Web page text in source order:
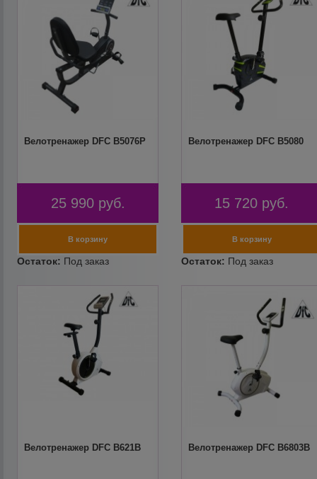
Велотренажер DFC B5076P
25 990 руб.
Велотренажер DFC B5080
15 720 руб.
Велотренажер DFC B621B Велотренажер DFC B6803B